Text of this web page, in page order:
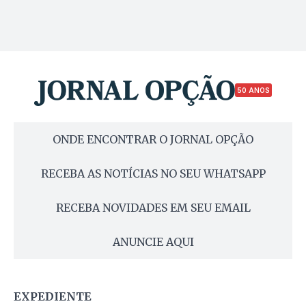
50 ANOS
ONDE ENCONTRAR O JORNAL OPÇÃO
RECEBA AS NOTÍCIAS NO SEU WHATSAPP
RECEBA NOVIDADES EM SEU EMAIL
ANUNCIE AQUI
EXPEDIENTE